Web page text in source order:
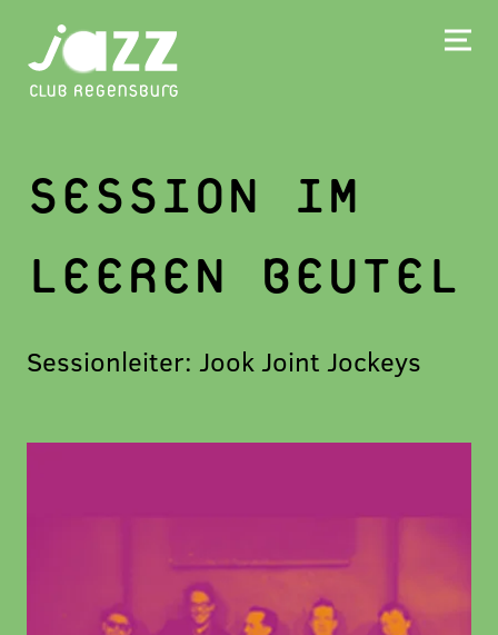
SESSION IM
LEEREN BEUTEL
Sessionleiter: Jook Joint Jockeys